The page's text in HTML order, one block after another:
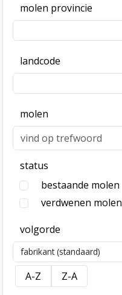
molen provincie
landcode
molen
status
bestaande molen
verdwenen molen
volgorde
Sort order
A-Z Z-A